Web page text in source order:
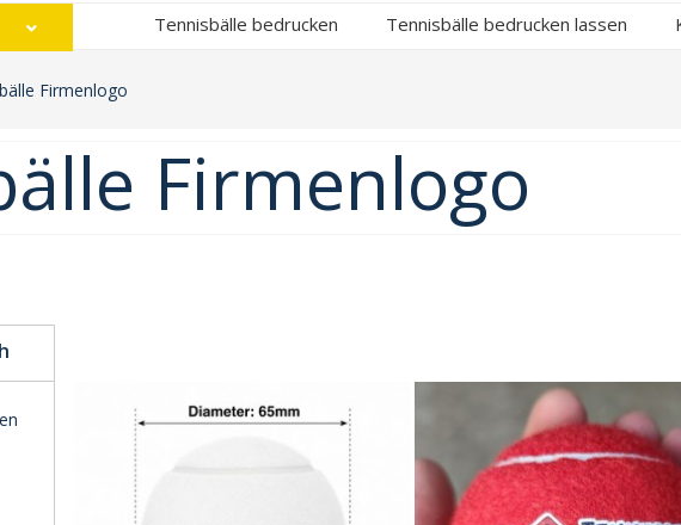
Tennisbälle bedrucken Tennisbälle bedrucken lassen
Firmenlogo
Firmenlogo